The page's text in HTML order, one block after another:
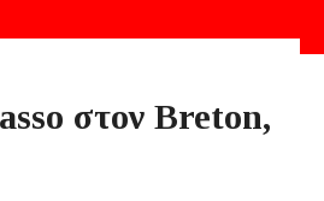
στον Breton,